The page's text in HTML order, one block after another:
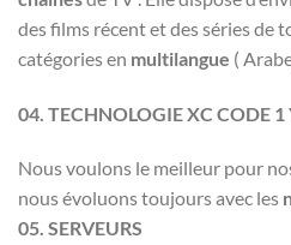
des films récent et des séries de
catégories en multilangue (
04. TECHNOLOGIE XC CODE 1
Nous voulons le meilleur pour
nous évoluons toujours avec les
05. SERVEURS